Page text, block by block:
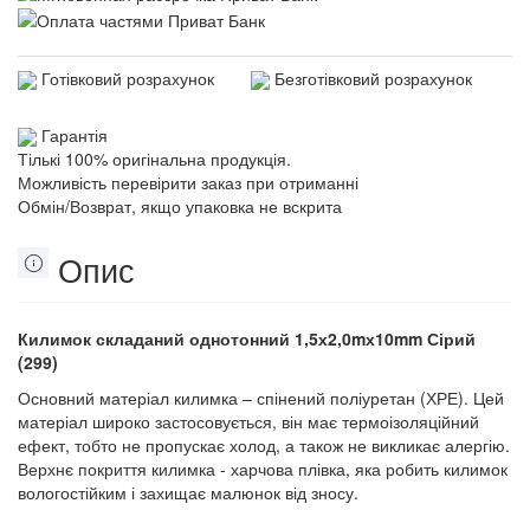
Готівковий розрахунок Безготівковий розрахунок
Гарантія
Тількі 100% оригінальна продукція.
Можливість перевірити заказ при отриманні
Обмін/Возврат, якщо упаковка не вскрита
Опис
Килимок складаний однотонний 1,5х2,0mх10mm Сірий
(299)
Основний матеріал килимка – спінений поліуретан (ХРЕ). Цей
матеріал широко застосовується, він має термоізоляційний
ефект, тобто не пропускає холод, а також не викликає алергію.
Верхнє покриття килимка - харчова плівка, яка робить килимок
вологостійким і захищає малюнок від зносу.